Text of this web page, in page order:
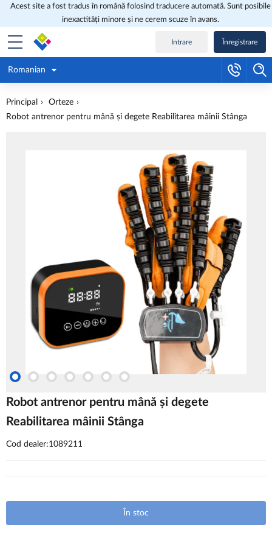
Acest site a fost tradus în română folosind traducere automată. Sunt posibile
inexactități minore și ne cerem scuze în avans.
Intrare Înregistrare
Romanian
Principal
Orteze
Robot antrenor pentru mână și degete Reabilitarea mâinii Stânga
Robot antrenor pentru mână și degete
Reabilitarea mâinii Stânga
Cod dealer:1089211
În stoc